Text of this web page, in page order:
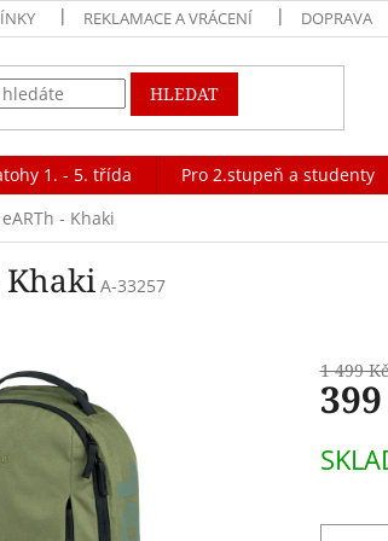
REKLAMACE A VRÁCENÍ DOPRAVA
HLEDAT
1. - 5. třída Pro 2.stupeň a studenty
- Khaki
Khaki A-33257
1 499 Kč
cena: